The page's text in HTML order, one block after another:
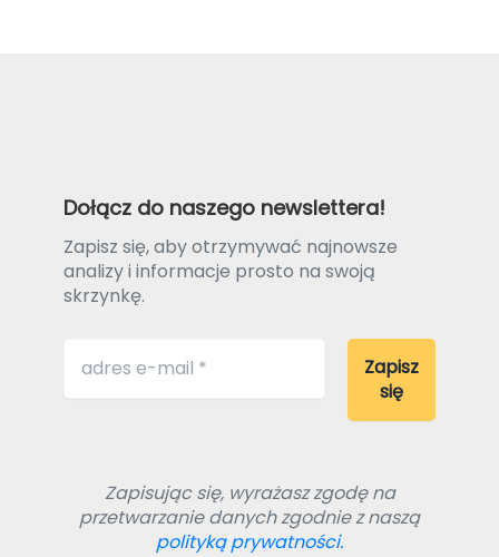
Dołącz do naszego newslettera!
Zapisz się, aby otrzymywać najnowsze
analizy i informacje prosto na swoją
skrzynkę.
Zapisując się, wyrażasz zgodę na
przetwarzanie danych zgodnie z naszą
polityką prywatności.